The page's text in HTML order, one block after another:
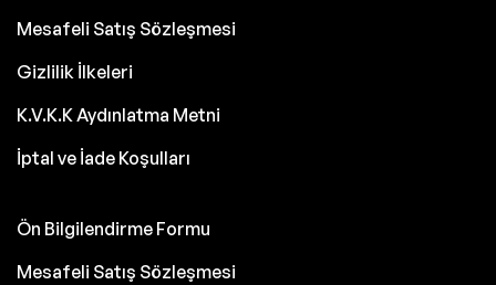
Mesafeli Satış Sözleşmesi
Gizlilik İlkeleri
K.V.K.K Aydınlatma Metni
İptal ve İade Koşulları
Ön Bilgilendirme Formu
Mesafeli Satış Sözleşmesi